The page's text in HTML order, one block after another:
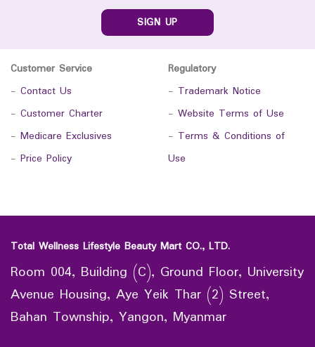
SIGN UP
Customer Service
- Contact Us
- Customer Charter
- Medicare Exclusives
- Price Policy
Regulatory
- Trademark Notice
- Website Terms of Use
- Terms & Conditions of
Use
Total Wellness Lifestyle Beauty Mart CO., LTD.
Room 004, Building (C), Ground Floor, University
Avenue Housing, Aye Yeik Thar (2) Street,
Bahan Township, Yangon, Myanmar